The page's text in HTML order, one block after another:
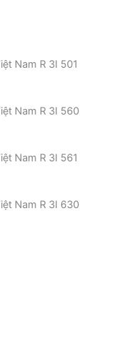
Nam R 3I 501
Nam R 3I 560
Nam R 3I 561
Nam R 3I 630